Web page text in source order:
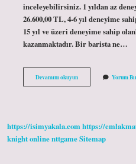
inceleyebilirsiniz. 1 yıldan az
26.600,00 TL, 4-6 yıl deneyime
15 yıl ve üzeri deneyime sahip
kazanmaktadır. Bir barista ne…
Devamını okuyunBir
Tatlıcı
Yorum
https://isimyakala.comhttps://
knight onlinenttgameSitemap